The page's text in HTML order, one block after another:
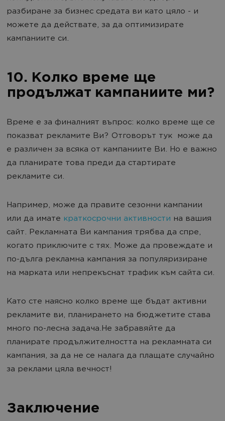
разбиране за бизнес средата ви като цяло - и
можете да действате, за да оптимизирате
кампаниите си.
10. Колко време ще
продължат кампаниите ми?
Време е за финалният въпрос: колко време ще се
показват рекламите Ви? Отговорът тук може да
е различен за всяка от кампаниите Ви. Но е важно
да планирате това преди да стартирате
рекламите си.
Например, може да правите сезонни кампании
или да имате краткосрочни активности на вашия
сайт. Рекламната Ви кампания трябва да спре,
когато приключите с тях. Може да провеждате и
по-дълга рекламна кампания за популяризиране
на марката или непрекъснат трафик към сайта си.
Като сте наясно колко време ще бъдат активни
рекламите ви, планирането на бюджетите става
много по-лесна задача.Не забравяйте да
планирате продължителността на рекламната си
кампания, за да не се налага да плащате случайно
за реклами цяла вечност!
Заключение